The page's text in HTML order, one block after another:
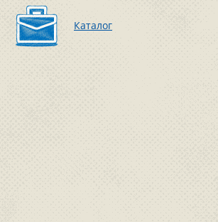
Каталог